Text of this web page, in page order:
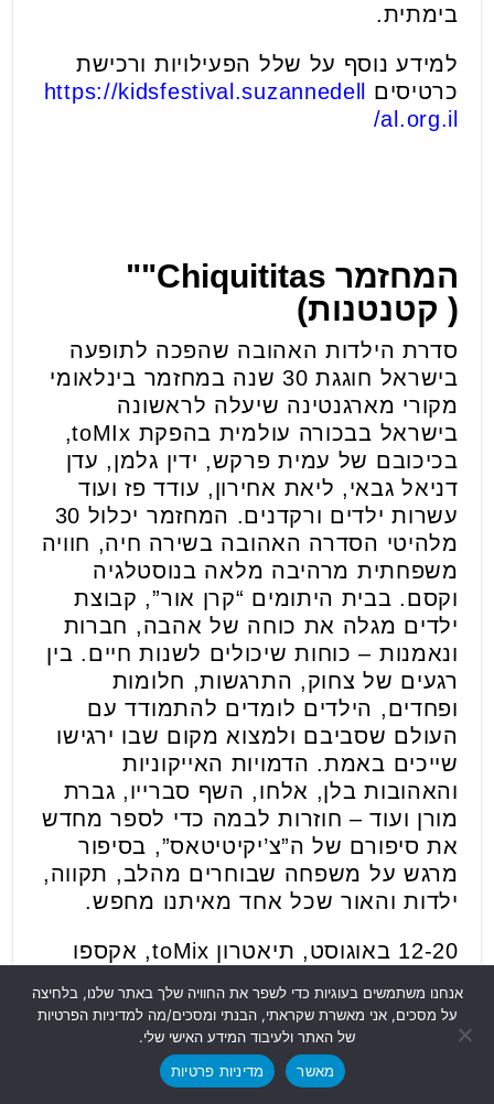
בימתית.
למידע נוסף על שלל הפעילויות ורכישת
כרטיסים
https://kidsfestival.suzannedell
al.org.il/
המחזמר Chiquititas"
"
( קטנטנות)
סדרת הילדות האהובה שהפכה לתופעה
בישראל חוגגת 30 שנה במחזמר בינלאומי
מקורי מארגנטינה שיעלה לראשונה
בישראל בבכורה עולמית בהפקת toMIx,
בכיכובם של עמית פרקש, ידין גלמן, עדן
דניאל גבאי, ליאת אחירון, עודד פז ועוד
עשרות ילדים ורקדנים. המחזמר יכלול 30
מלהיטי הסדרה האהובה בשירה חיה, חוויה
משפחתית מרהיבה מלאה בנוסטלגיה
וקסם. בבית היתומים “קרן אור”, קבוצת
ילדים מגלה את כוחה של אהבה, חברות
ונאמנות – כוחות שיכולים לשנות חיים. בין
רגעים של צחוק, התרגשות, חלומות
ופחדים, הילדים לומדים להתמודד עם
העולם שסביבם ולמצוא מקום שבו ירגישו
שייכים באמת. הדמויות האייקוניות
והאהובות בלן, אלחו, השף סברייו, גברת
מורן ועוד – חוזרות לבמה כדי לספר מחדש
את סיפורם של ה”צ’יקיטיטאס”, בסיפור
מרגש על משפחה שבוחרים מהלב, תקווה,
ילדות והאור שכל אחד מאיתנו מחפש.
12-20 באוגוסט, תיאטרון toMix, אקספו
הצרכנות וחברות האשראי: מפעל הפיס,
חבר, קרנות השוטרים, cal ועוד.
לפרטים נוספים: https://www.to-
אנחנו משתמשים בעוגיות כדי לשפר את החוויה שלך באתר שלנו, בלחיצה
על מסכים, אני מאשרת שקראתי, הבנתי ומסכים/מה למדיניות הפרטיות
של האתר ולעיבוד המידע האישי שלי.
מאשר
מדיניות פרטיות